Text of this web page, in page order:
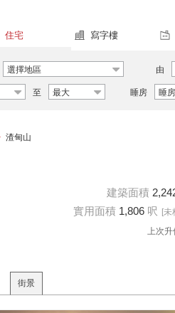
住宅 寫字樓
選擇地區 由
至 最大 睡房 睡房
渣甸山
建築面積
實用面積 1,806 呎 [未
上次升
街景